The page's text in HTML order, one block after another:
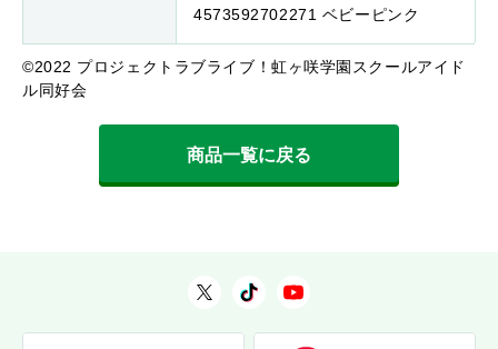
4573592702271 ベビーピンク
©2022 プロジェクトラブライブ！虹ヶ咲学園スクールアイド
ル同好会
商品一覧に戻る